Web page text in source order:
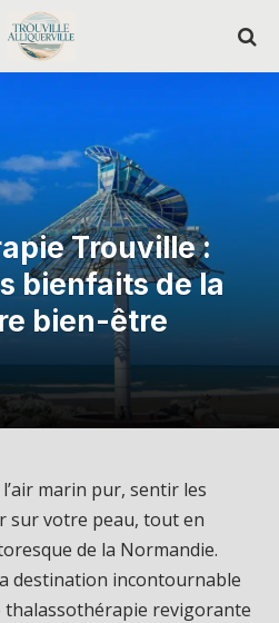
Trouville :
bienfaits de la
bien-être
marin pur, sentir les
sur votre peau, tout en
de la Normandie.
destination incontournable
thalassothérapie revigorante